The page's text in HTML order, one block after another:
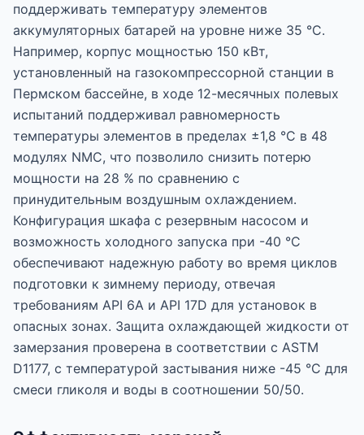
поддерживать температуру элементов
аккумуляторных батарей на уровне ниже 35 °C.
Например, корпус мощностью 150 кВт,
установленный на газокомпрессорной станции в
Пермском бассейне, в ходе 12-месячных полевых
испытаний поддерживал равномерность
температуры элементов в пределах ±1,8 °C в 48
модулях NMC, что позволило снизить потерю
мощности на 28 % по сравнению с
принудительным воздушным охлаждением.
Конфигурация шкафа с резервным насосом и
возможность холодного запуска при -40 °C
обеспечивают надежную работу во время циклов
подготовки к зимнему периоду, отвечая
требованиям API 6A и API 17D для установок в
опасных зонах. Защита охлаждающей жидкости от
замерзания проверена в соответствии с ASTM
D1177, с температурой застывания ниже -45 °C для
смеси гликоля и воды в соотношении 50/50.